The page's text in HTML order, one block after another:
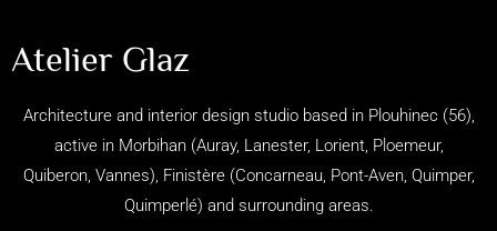
Atelier Glaz
Architecture and interior design studio based in Plouhinec (56),
active in Morbihan (Auray, Lanester, Lorient, Ploemeur,
Quiberon, Vannes), Finistère (Concarneau, Pont-Aven, Quimper,
Quimperlé) and surrounding areas.